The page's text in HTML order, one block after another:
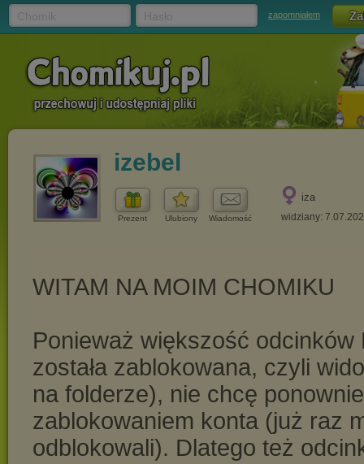
zapomniałem
izebel
Prezent Ulubiony Wiadomość
iza
widziany: